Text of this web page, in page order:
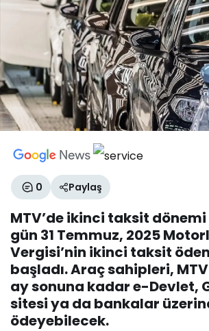
0 Paylaş
MTV’de ikinci taksit dönemi
gün 31 Temmuz, 2025
Vergisi’nin ikinci taksit
başladı. Araç sahipleri,
ay sonuna kadar e-Devlet,
sitesi ya da bankalar
ödeyebilecek.